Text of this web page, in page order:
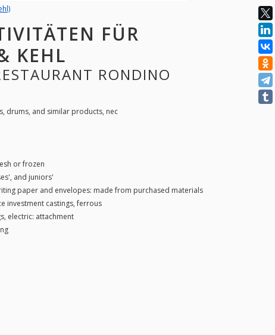
FÜR
KEHL
RONDINO
drums, and similar products, nec
or frozen
and juniors'
paper and envelopes: made from purchased materials
investment castings, ferrous
electric: attachment